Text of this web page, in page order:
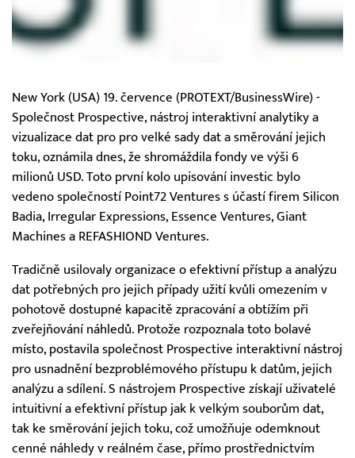
New York (USA) 19. července (PROTEXT/BusinessWire) -
Společnost Prospective, nástroj interaktivní analytiky a
vizualizace dat pro pro velké sady dat a směrování jejich
toku, oznámila dnes, že shromáždila fondy ve výši 6
milionů USD. Toto první kolo upisování investic bylo
vedeno společností Point72 Ventures s účastí firem Silicon
Badia, Irregular Expressions, Essence Ventures, Giant
Machines a REFASHIOND Ventures.
Tradičně usilovaly organizace o efektivní přístup a analýzu
dat potřebných pro jejich případy užití kvůli omezením v
pohotově dostupné kapacitě zpracování a obtížím při
zveřejňování náhledů. Protože rozpoznala toto bolavé
místo, postavila společnost Prospective interaktivní nástroj
pro usnadnění bezproblémového přístupu k datům, jejich
analýzu a sdílení. S nástrojem Prospective získají uživatelé
intuitivní a efektivní přístup jak k velkým souborům dat,
tak ke směrování jejich toku, což umožňuje odemknout
cenné náhledy v reálném čase, přímo prostřednictvím